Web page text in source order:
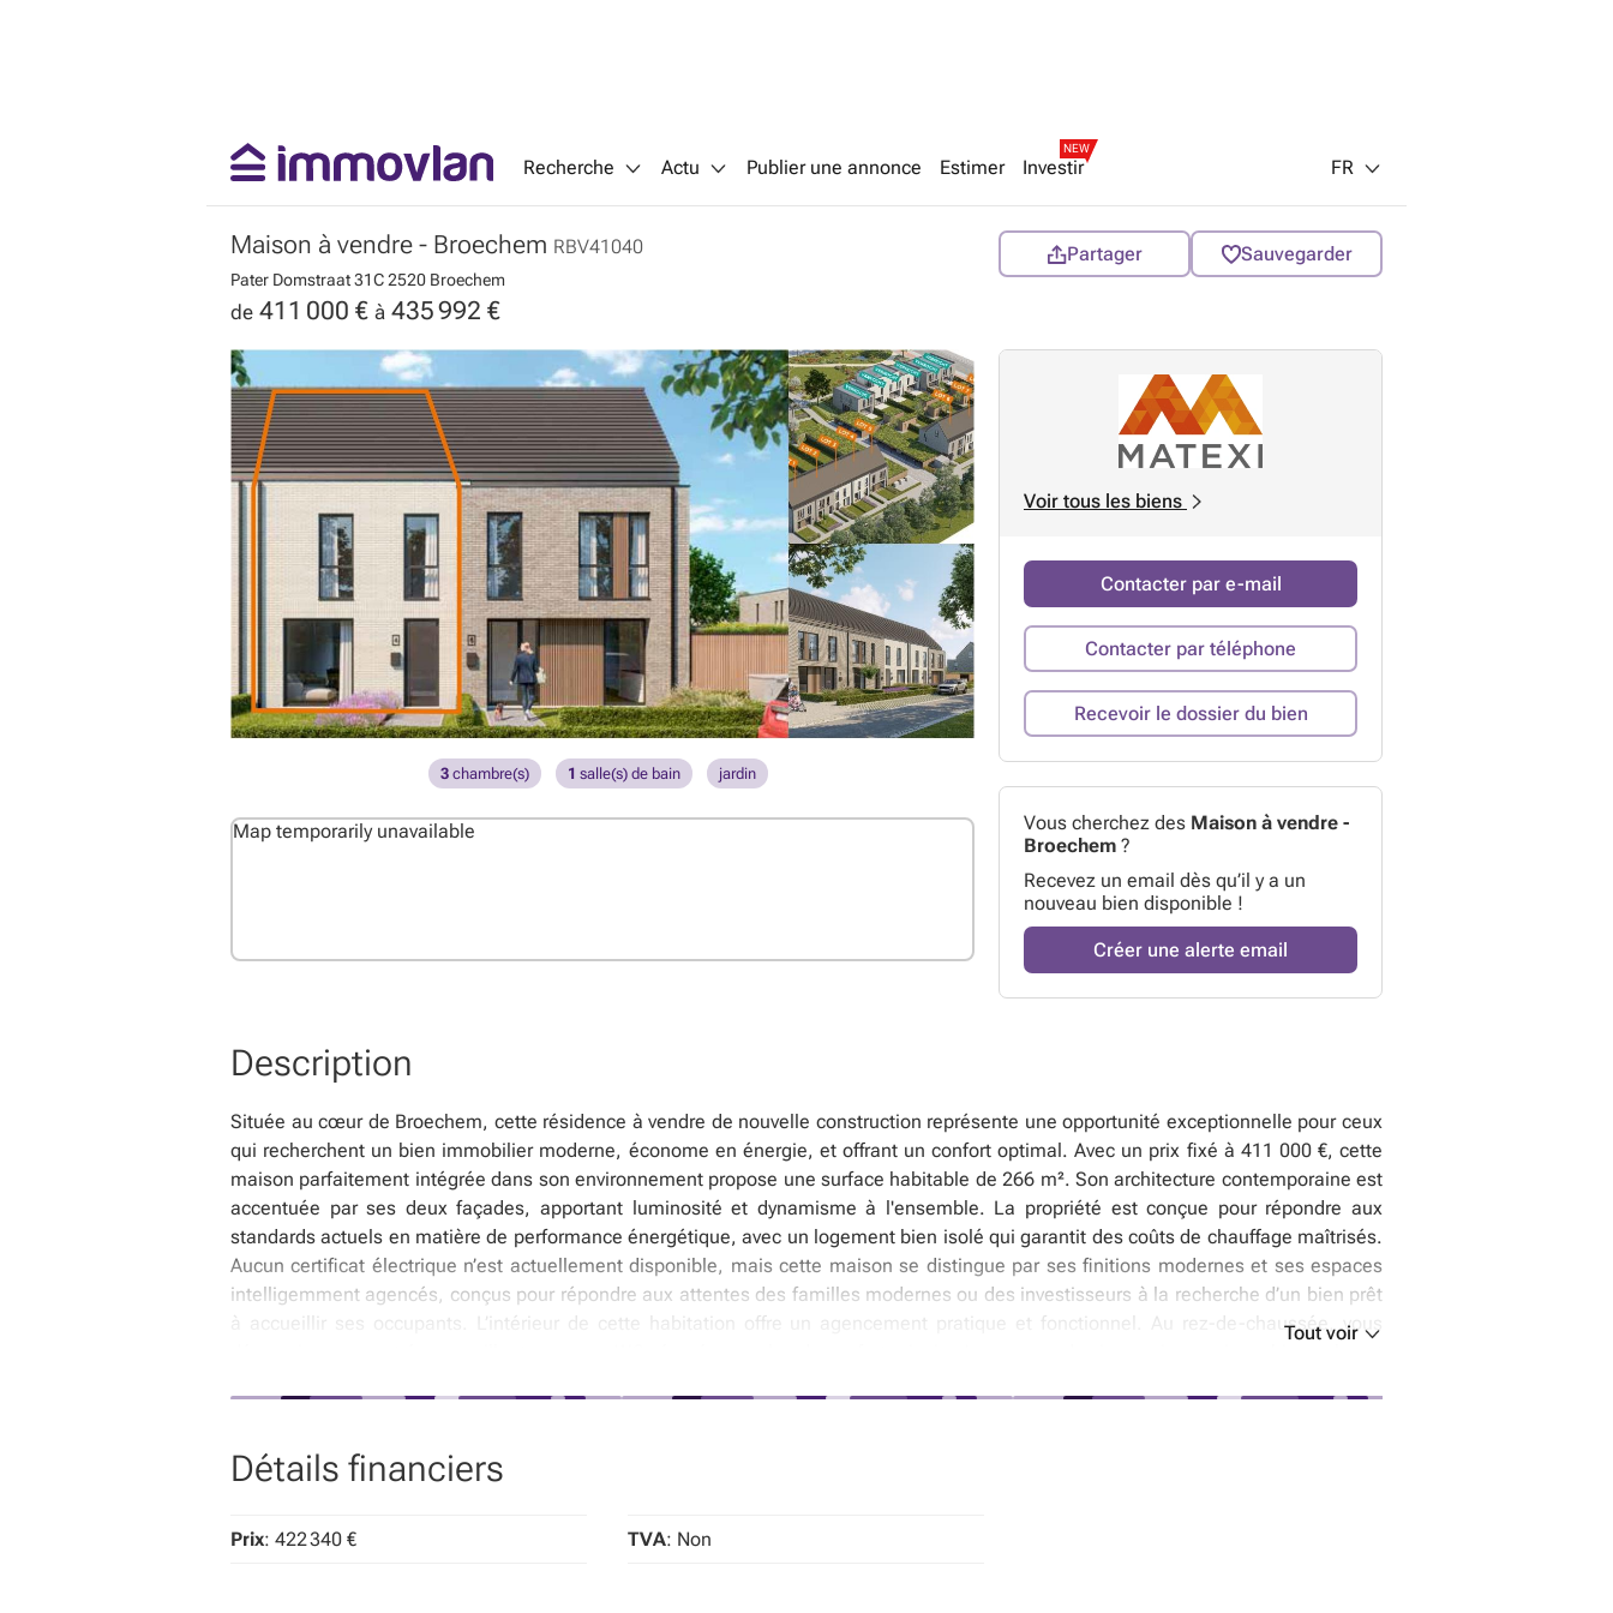
Recherche Actu Publier une annonce Estimer Investir
NEW
FR
Maison à vendre - Broechem RBV41040
Pater Domstraat 31C2520 Broechem
de 411 000 € à 435 992 €
Partager Sauvegarder
3chambre(s) 1 salle(s) de bain jardin
Map temporarily unavailable
Voir tous les biens
Contacter par e-mail
Contacter par téléphone
Recevoir le dossier du bien
Vous cherchez des Maison à vendre -
Broechem ?
Recevez un email dès qu’il y a un
nouveau bien disponible !
Créer une alerte email
Description
Située au cœur de Broechem, cette résidence à vendre de nouvelle construction représente une opportunité exceptionnelle pour ceux
qui recherchent un bien immobilier moderne, économe en énergie, et offrant un confort optimal. Avec un prix fixé à 411 000 €, cette
maison parfaitement intégrée dans son environnement propose une surface habitable de 266 m². Son architecture contemporaine est
accentuée par ses deux façades, apportant luminosité et dynamisme à l'ensemble. La propriété est conçue pour répondre aux
standards actuels en matière de performance énergétique, avec un logement bien isolé qui garantit des coûts de chauffage maîtrisés.
Aucun certificat électrique n’est actuellement disponible, mais cette maison se distingue par ses finitions modernes et ses espaces
intelligemment agencés, conçus pour répondre aux attentes des familles modernes ou des investisseurs à la recherche d’un bien prêt
à accueillir ses occupants. L’intérieur de cette habitation offre un agencement pratique et fonctionnel. Au rez-de-chaussée, vous
ses besoins. La maison dispose par ailleurs d’un jardin orienté à l’ouest, parfait pour profiter des après-midis ensoleillés, ainsi que
proximité des commodités locales, des écoles et des infrastructures essentielles. La tranquillité du quartier alliée à la proximité des
Tout voir
Détails financiers
Prix: 422 340 € TVA: Non